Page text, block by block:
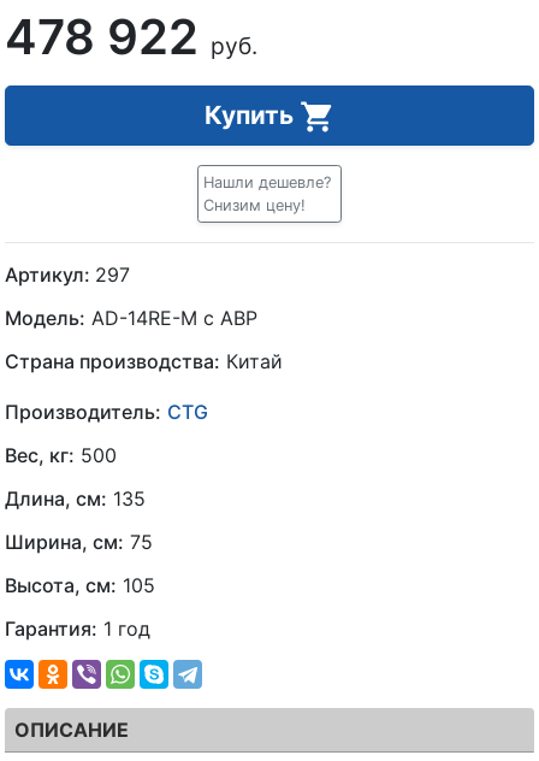
478 922 руб.
Купить
Нашли дешевле?
Снизим цену!
Артикул: 297
Модель: AD-14RE-M с АВР
Страна производства: Китай
Производитель: CTG
Вес, кг: 500
Длина, см: 135
Ширина, см: 75
Высота, см: 105
Гарантия: 1 год
ОПИСАНИЕ